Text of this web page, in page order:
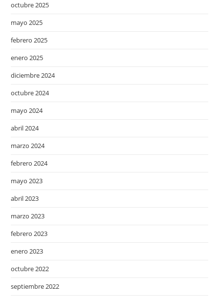
octubre 2025
mayo 2025
febrero 2025
enero 2025
diciembre 2024
octubre 2024
mayo 2024
abril 2024
marzo 2024
febrero 2024
mayo 2023
abril 2023
marzo 2023
febrero 2023
enero 2023
octubre 2022
septiembre 2022